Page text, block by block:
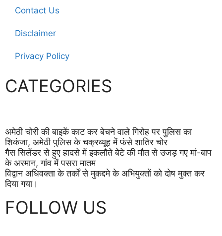
Contact Us
Disclaimer
Privacy Policy
CATEGORIES
अमेठी चोरी की बाइकें काट कर बेचने वाले गिरोह पर पुलिस का
शिकंजा, अमेठी पुलिस के चक्रव्यूह में फंसे शातिर चोर
गैस सिलेंडर से हुए हादसे में इकलौते बेटे की मौत से उजड़ गए मां-बाप
के अरमान, गांव में पसरा मातम
विद्वान अधिवक्ता के तर्कों से मुकद्दमे के अभियुक्तों को दोष मुक्त कर
दिया गया।
FOLLOW US